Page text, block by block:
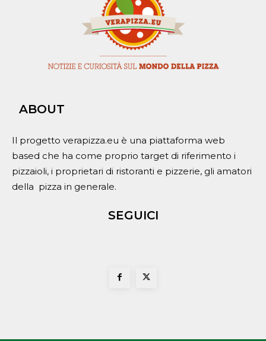
ABOUT
Il progetto verapizza.eu è una piattaforma web
based che ha come proprio target di riferimento i
pizzaioli, i proprietari di ristoranti e pizzerie, gli amatori
della pizza in generale.
SEGUICI